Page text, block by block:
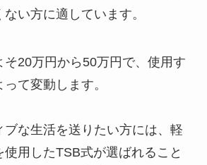
い方に適しています。
そ20万円から50万円で、使用す
て変動します。
ブな生活を送りたい方には、軽
用したTSB式が選ばれること